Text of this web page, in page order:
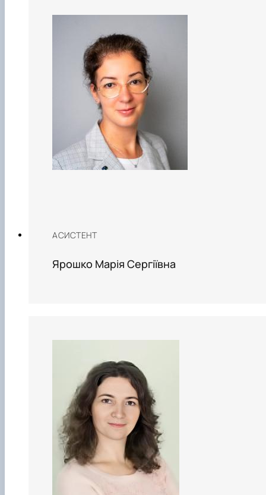
АСИСТЕНТ
Ярошко Марія Сергіївна